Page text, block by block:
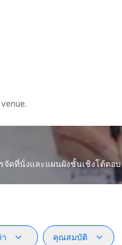
จัดที่นั่งและแผนผังชั้นเชิงโต้ตอบ
คุณสมบัติ